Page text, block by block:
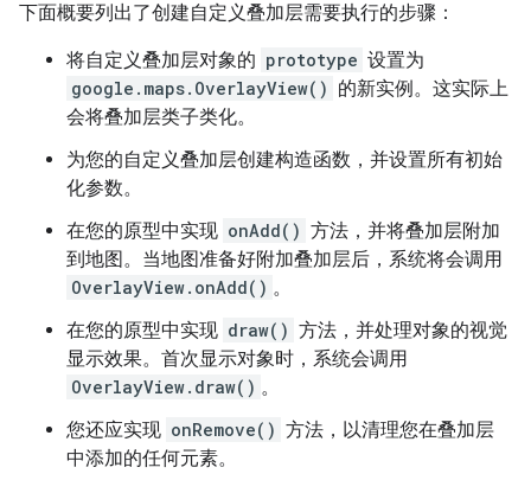
下面概要列出了创建自定义叠加层需要执行的步骤：
将自定义叠加层对象的 prototype 设置为
google.maps.OverlayView() 的新实例。这实际上
会将叠加层类子类化。
为您的自定义叠加层创建构造函数，并设置所有初始
化参数。
在您的原型中实现 onAdd() 方法，并将叠加层附加
到地图。当地图准备好附加叠加层后，系统将会调用
OverlayView.onAdd() 。
在您的原型中实现 draw() 方法，并处理对象的视觉
显示效果。首次显示对象时，系统会调用
OverlayView.draw() 。
您还应实现 onRemove() 方法，以清理您在叠加层
中添加的任何元素。